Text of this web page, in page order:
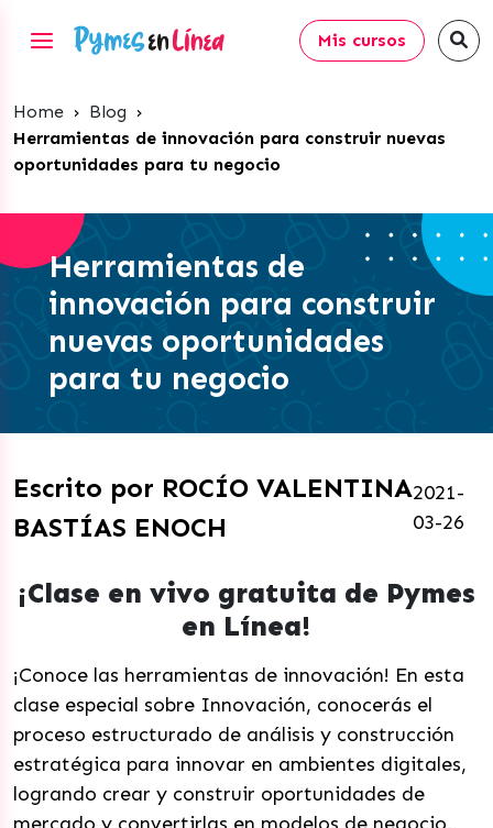
Mis cursos
Home › Blog ›
Herramientas de innovación para construir nuevas
oportunidades para tu negocio
Herramientas de
innovación para construir
nuevas oportunidades
para tu negocio
Escrito por ROCÍO VALENTINA
BASTÍAS ENOCH
2021-
03-26
¡Clase en vivo gratuita de Pymes
en Línea!
¡Conoce las herramientas de innovación! En esta
clase especial sobre Innovación, conocerás el
proceso estructurado de análisis y construcción
estratégica para innovar en ambientes digitales,
logrando crear y construir oportunidades de